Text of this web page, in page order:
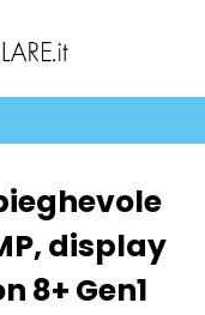
display
8+ Gen1